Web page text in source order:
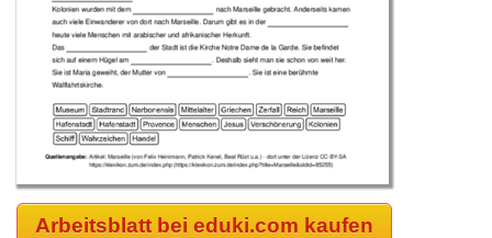
Arbeitsblatt bei eduki.com kaufen